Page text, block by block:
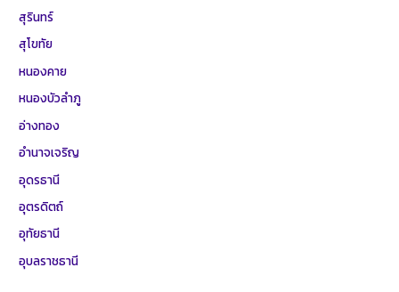
สุรินทร์
สุโขทัย
หนองคาย
หนองบัวลำภู
อ่างทอง
อำนาจเจริญ
อุดรธานี
อุตรดิตถ์
อุทัยธานี
อุบลราชธานี